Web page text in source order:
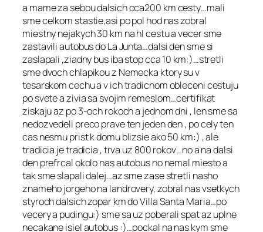
a mame za sebou dalsich cca200 km cesty…mali
sme celkom stastie,asi po pol hod nas zobral
miestny nejakych 30 km na hl cestu a vecer sme
zastavili autobus do La Junta…dalsi den sme si
zaslapali ,ziadny bus iba stop cca 10 km:)…stretli
sme dvoch chlapikou z Nemecka ktory su v
tesarskom cechu a v ich tradicnom obleceni cestuju
po svete a zivia sa svojim remeslom…certifikat
ziskaju az po 3-och rokoch a jednom dni , len sme sa
nedozvedeli preco prave ten jeden den , po cely ten
cas nesmu prist k domu blizsie ako 50 km:) , ale
tradicia je tradicia , trva uz 800 rokov…no a na dalsi
den prefrcal okolo nas autobus no nemal miesto a
tak sme slapali dalej…az sme zase stretli nasho
znameho jorgeho na landrovery, zobral nas vsetkych
styroch dalsich zopar km do Villa Santa Maria…po
vecery a pudingu:) sme sa uz poberali spat az uplne
necakane isiel autobus :)…pockal na nas kym sme